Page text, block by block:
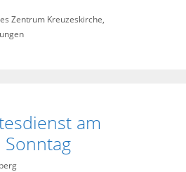
Zentrum Kreuzeskirche,
am